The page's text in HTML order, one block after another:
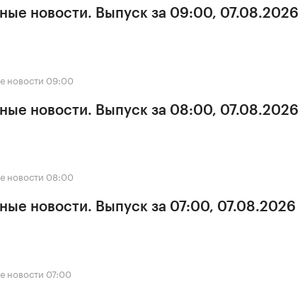
новости. Выпуск за 09:00, 07.08.2026
новости 09:00
новости. Выпуск за 08:00, 07.08.2026
новости 08:00
новости. Выпуск за 07:00, 07.08.2026
новости 07:00